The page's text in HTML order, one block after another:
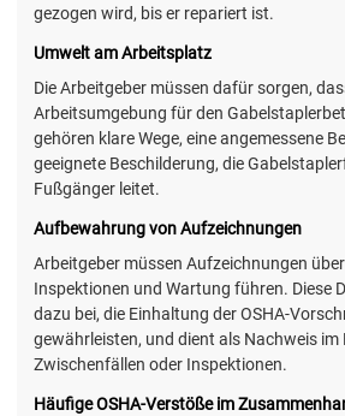
gezogen wird, bis er repariert ist.
Umwelt am Arbeitsplatz
Die Arbeitgeber müssen dafür sorgen,
Arbeitsumgebung für den
gehören klare Wege, eine angemessene
geeignete Beschilderung, die
Fußgänger leitet.
Aufbewahrung von Aufzeichnungen
Arbeitgeber müssen Aufzeichnungen
Inspektionen und Wartung führen. Diese
dazu bei, die Einhaltung der OSHA-
gewährleisten, und dient als Nachweis im
Zwischenfällen oder Inspektionen.
Häufige OSHA-Verstöße im